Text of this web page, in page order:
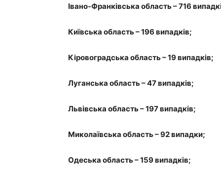
Івано-Франківська область – 716
Київська область – 196 випадків;
Кіровоградська область – 19 випадків;
Луганська область – 47 випадків;
Львівська область – 197 випадків;
Миколаївська область – 92 випадки;
Одеська область – 159 випадків;